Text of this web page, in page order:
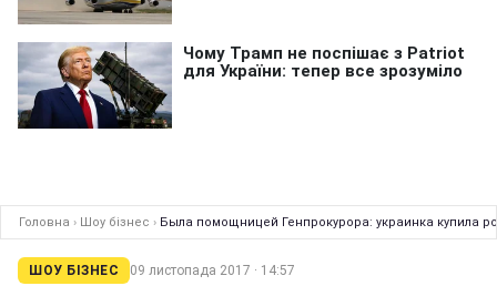
Головна › Шоу бізнес › Была помощницей Генпрокурора: украинка купила
ШОУ БІЗНЕС 09 листопада 2017 · 14:57